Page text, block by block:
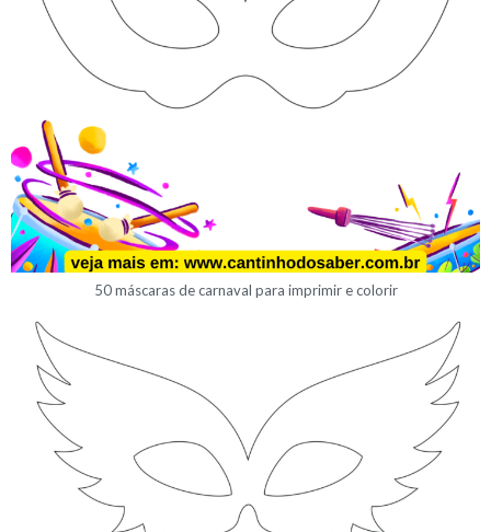
50 máscaras de carnaval para imprimir e colorir